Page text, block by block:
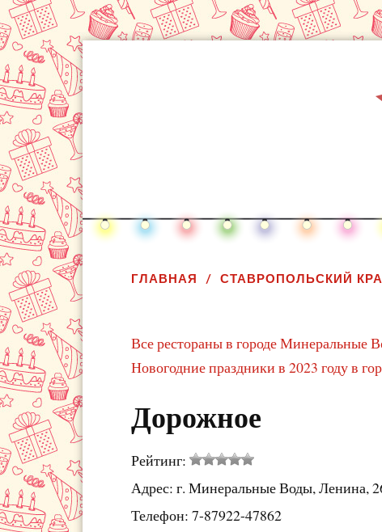
ГЛАВНАЯ СТАВРОПОЛЬСКИЙ
Все рестораны в городе Минеральные
Новогодние праздники в 2023 году в
Дорожное
Рейтинг:
Адрес: г. Минеральные Воды, Ленина,
Телефон: 7-87922-47862